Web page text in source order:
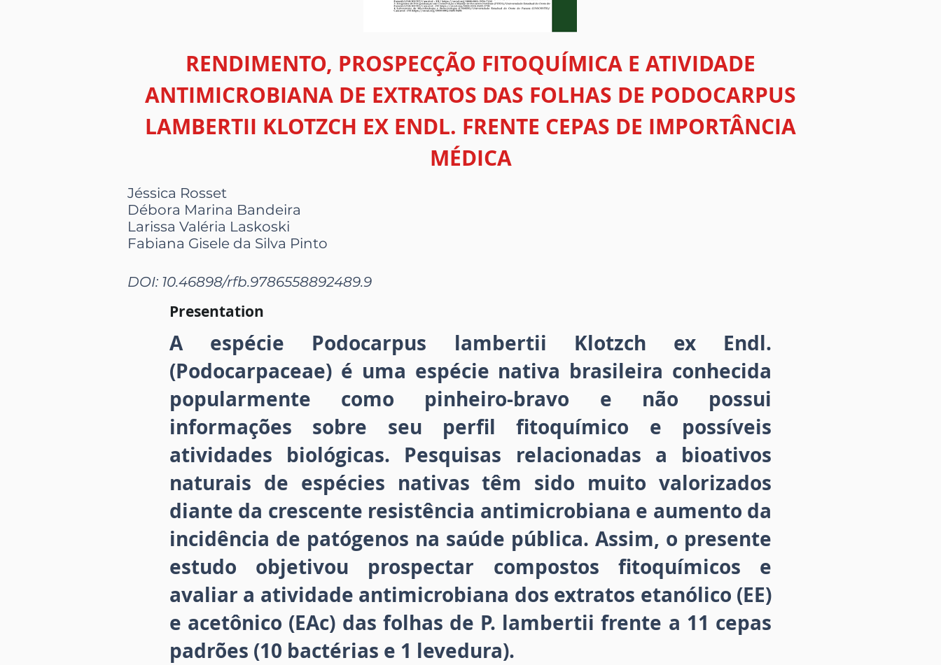
RENDIMENTO, PROSPECÇÃO FITOQUÍMICA E ATIVIDADE
ANTIMICROBIANA DE EXTRATOS DAS FOLHAS DE PODOCARPUS
LAMBERTII KLOTZCH EX ENDL. FRENTE CEPAS DE IMPORTÂNCIA
MÉDICA
Jéssica Rosset
Débora Marina Bandeira
Larissa Valéria Laskoski
Fabiana Gisele da Silva Pinto
DOI: 10.46898/rfb.9786558892489.9
Presentation
A espécie Podocarpus lambertii Klotzch ex Endl.
(Podocarpaceae) é uma espécie nativa brasileira conhecida
popularmente como pinheiro-bravo e não possui
informações sobre seu perfil fitoquímico e possíveis
atividades biológicas. Pesquisas relacionadas a bioativos
naturais de espécies nativas têm sido muito valorizados
diante da crescente resistência antimicrobiana e aumento da
incidência de patógenos na saúde pública. Assim, o presente
estudo objetivou prospectar compostos fitoquímicos e
avaliar a atividade antimicrobiana dos extratos etanólico (EE)
e acetônico (EAc) das folhas de P. lambertii frente a 11 cepas
padrões (10 bactérias e 1 levedura).